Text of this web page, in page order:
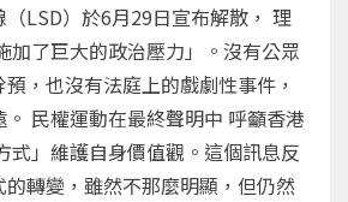
LSD）於6月29日宣布解散， 理
加了巨大的政治壓力」。沒有公眾
，也沒有法庭上的戲劇性事件，
民權運動在最終聲明中 呼籲香港
式」維護自身價值觀。這個訊息反
轉變，雖然不那麼明顯，但仍然